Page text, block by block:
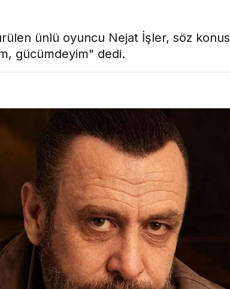
ünlü oyuncu Nejat İşler, söz
gücümdeyim" dedi.